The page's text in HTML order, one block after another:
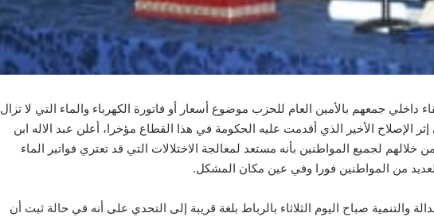
داخلي جمعهم بالأمين العام للحزب موضوع أسعار أو فاتورة الكهرباء والماء التي لا تزال
الإصلاح الأخير الذي أقدمت عليه الحكومة في هذا القطاع مؤخرا، أعلن عبد الاله ابن
لجميع المواطنين بأنه مستعد لمعالجة الاختلالات التي قد تعتري فواتير الماء
من المواطنين فورا وفي عين مكان المشكل.
والتنمية صباح اليوم الثلاثاء بالرباط بلغة قريبة إلى التحدي على أنه في حالة ثبت أن